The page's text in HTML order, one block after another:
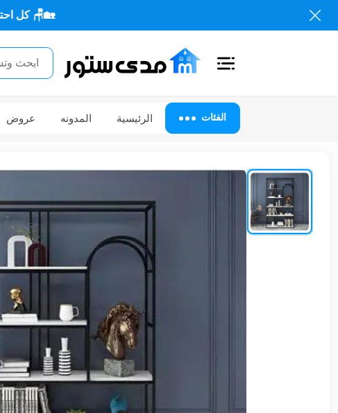
🏡🪑 كل احتياجاتك من
أثاث
مكتبي
أثاث
الفئات الرئيسية المدونه عروض